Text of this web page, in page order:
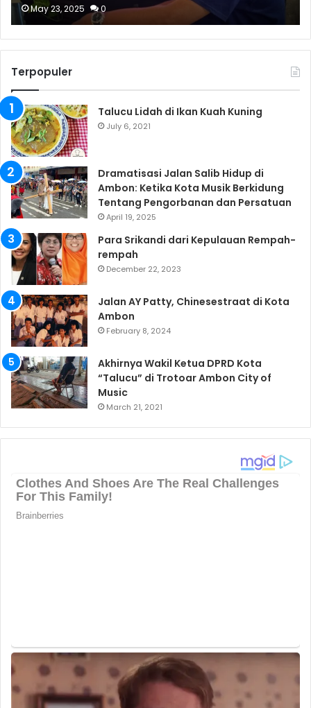
May 23, 2025 0
Terpopuler
Talucu Lidah di Ikan Kuah Kuning
July 6, 2021
Dramatisasi Jalan Salib Hidup di
Ambon: Ketika Kota Musik Berkidung
Tentang Pengorbanan dan Persatuan
April 19, 2025
Para Srikandi dari Kepulauan Rempah-
rempah
December 22, 2023
Jalan AY Patty, Chinesestraat di Kota
Ambon
February 8, 2024
Akhirnya Wakil Ketua DPRD Kota
“Talucu” di Trotoar Ambon City of
Music
March 21, 2021